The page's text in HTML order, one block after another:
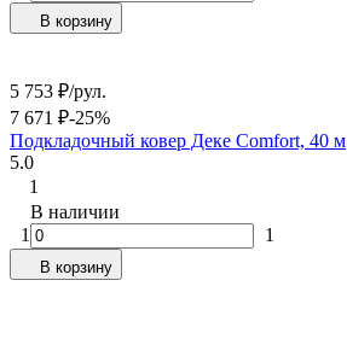
В корзину
5 753 ₽/рул.
7 671 ₽-25%
Подкладочный ковер Деке Comfort, 40 м
5.0
1
В наличии
1
1
В корзину